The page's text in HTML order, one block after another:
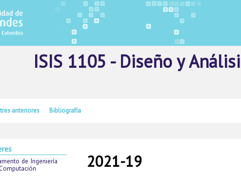
ISIS 1105 - Diseño y
anteriores Bibliografía
de Ingeniería
2021-19